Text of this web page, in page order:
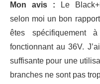
Mon avis : Le
selon moi un bon
êtes spécifiquement
fonctionnant au 36V.
suffisante pour une
branches ne sont pas